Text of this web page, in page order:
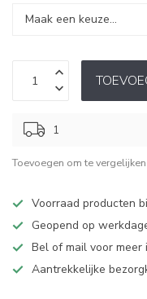
1
Toevoegen om te vergelijken
Voorraad producten
Geopend op
Bel of mail voor meer
Aantrekkelijke